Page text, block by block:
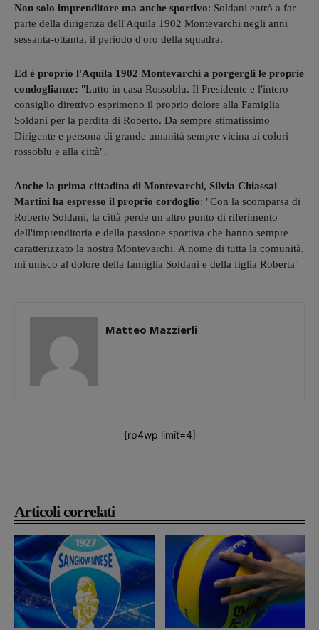
Articoli correlati
Non solo imprenditore ma anche sportivo: Soldani entrò a far
parte della dirigenza dell'Aquila 1902 Montevarchi negli anni
sessanta-ottanta, il periodo d'oro della squadra.
Ed è proprio l'Aquila 1902 Montevarchi a porgergli le proprie
condoglianze: "Lutto in casa Rossoblu. Il Presidente e l'intero
consiglio direttivo esprimono il proprio dolore alla Famiglia
Soldani per la perdita di Roberto. Da sempre stimatissimo
Dirigente e persona di grande umanità sempre vicina ai colori
rossoblu e alla città".
Anche la prima cittadina di Montevarchi, Silvia Chiassai
Martini ha espresso il proprio cordoglio: "Con la scomparsa di
Roberto Soldani, la città perde un altro punto di riferimento
dell'imprenditoria e della passione sportiva che hanno sempre
caratterizzato la nostra Montevarchi. A nome di tutta la comunità,
mi unisco al dolore della famiglia Soldani e della figlia Roberta"
Matteo Mazzierli
[rp4wp limit=4]